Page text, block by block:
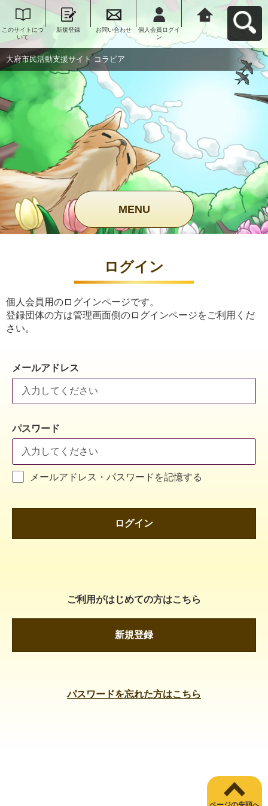
このサイトにつ
いて
新規登録 お問い合わせ
個人会員ログイ
ン
大府市民活動支
援サイト コラビ
アへ戻る
大府市民活動支援サイト コラビア
MENU
ログイン
個人会員用のログインページです。
登録団体の方は管理画面側のログインページをご利用くだ
さい。
メールアドレス
パスワード
メールアドレス・パスワードを記憶する
ログイン
ご利用がはじめての方はこちら
新規登録
パスワードを忘れた方はこちら